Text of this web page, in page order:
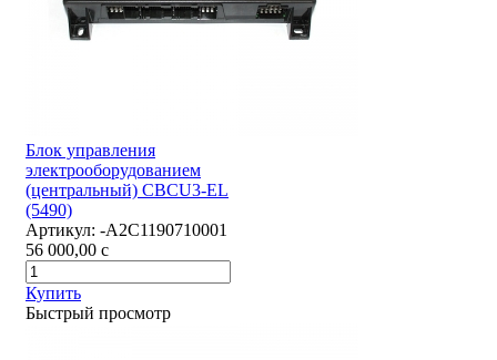
Блок управления
электрооборудованием
(центральный) CBCU3-EL
(5490)
Артикул: -А2С1190710001
56 000,00 c
Купить
Быстрый просмотр